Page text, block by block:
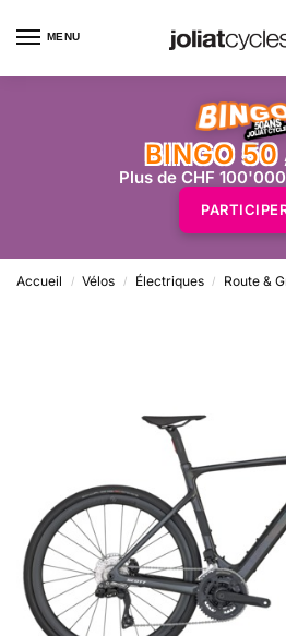
MENU
BINGO 50
Plus de CHF
Accueil / Vélos / Électriques / Route &